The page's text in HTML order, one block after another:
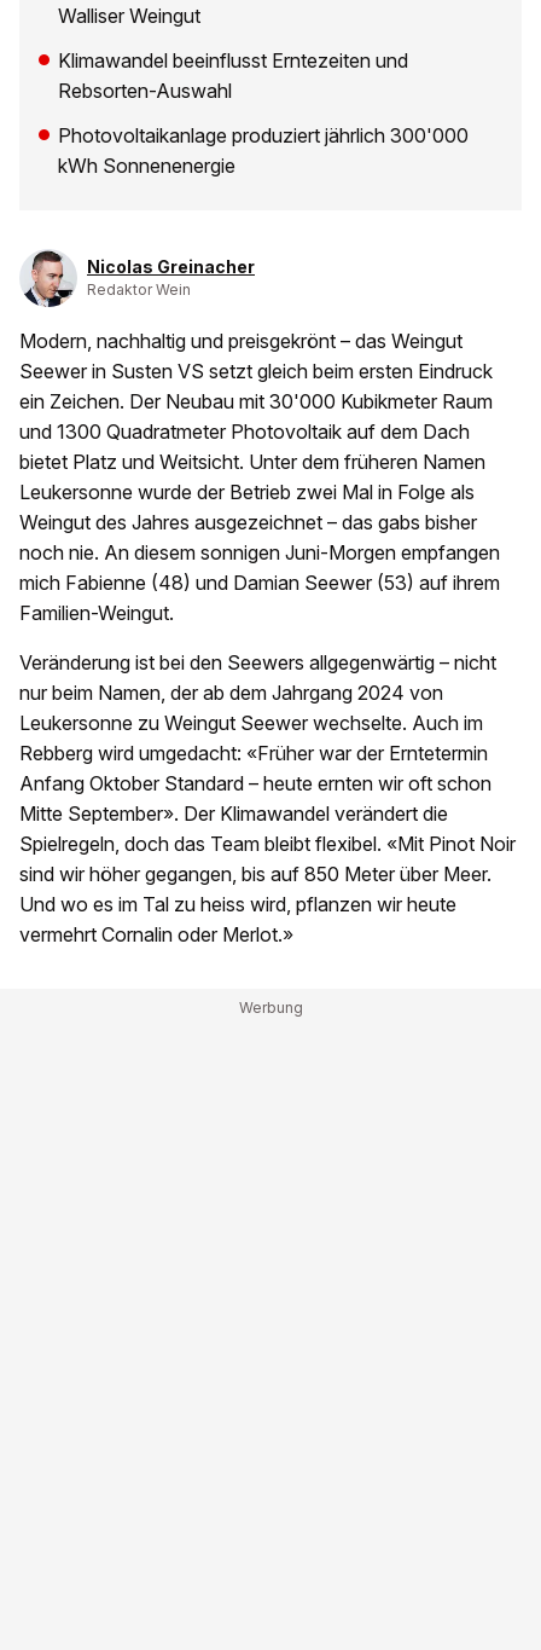
Walliser Weingut
Klimawandel beeinflusst Erntezeiten und
Rebsorten-Auswahl
Photovoltaikanlage produziert jährlich 300'000
kWh Sonnenenergie
Nicolas Greinacher
Redaktor Wein
Modern, nachhaltig und preisgekrönt – das Weingut
Seewer in Susten VS setzt gleich beim ersten Eindruck
ein Zeichen. Der Neubau mit 30'000 Kubikmeter Raum
und 1300 Quadratmeter Photovoltaik auf dem Dach
bietet Platz und Weitsicht. Unter dem früheren Namen
Leukersonne wurde der Betrieb zwei Mal in Folge als
Weingut des Jahres ausgezeichnet – das gabs bisher
noch nie. An diesem sonnigen Juni-Morgen empfangen
mich Fabienne (48) und Damian Seewer (53) auf ihrem
Familien-Weingut.
Veränderung ist bei den Seewers allgegenwärtig – nicht
nur beim Namen, der ab dem Jahrgang 2024 von
Leukersonne zu Weingut Seewer wechselte. Auch im
Rebberg wird umgedacht: «Früher war der Erntetermin
Anfang Oktober Standard – heute ernten wir oft schon
Mitte September». Der Klimawandel verändert die
Spielregeln, doch das Team bleibt flexibel. «Mit Pinot Noir
sind wir höher gegangen, bis auf 850 Meter über Meer.
Und wo es im Tal zu heiss wird, pflanzen wir heute
vermehrt Cornalin oder Merlot.»